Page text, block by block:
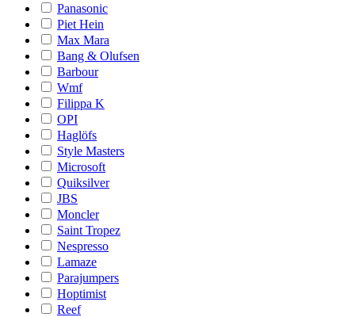
Panasonic
Piet Hein
Max Mara
Bang & Olufsen
Barbour
Wmf
Filippa K
OPI
Haglöfs
Style Masters
Microsoft
Quiksilver
JBS
Moncler
Saint Tropez
Nespresso
Lamaze
Parajumpers
Hoptimist
Reef